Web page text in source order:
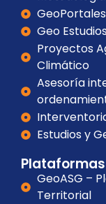
Geo
Proyectos
Climático
Asesoría
Estudios y
Plataformas
GeoASG –
Territorial